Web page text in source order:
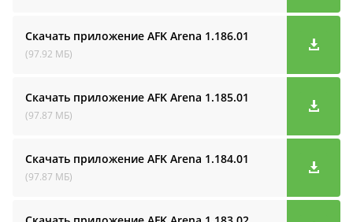
Скачать приложение AFK Arena 1.186.01
(97.92 МБ)
Скачать приложение AFK Arena 1.185.01
(97.87 МБ)
Скачать приложение AFK Arena 1.184.01
(97.87 МБ)